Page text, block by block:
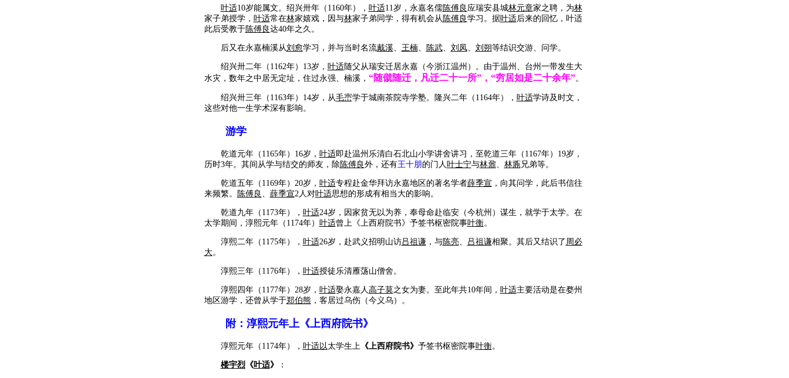
叶适10岁能属文。绍兴卅年（1160年）， 叶适11岁，永嘉名儒陈傅良 应瑞安县城林元章家之聘，为林
家子弟授学， 叶适常在林家嬉戏，因与林家子弟同学，得有机会从 陈傅良学习。据叶适后来的回忆，叶适
此后受教于陈傅良达40年之久。
后又在永嘉楠溪从刘愈学习，并与当时名流戴溪、 王楠、 陈武、 刘凤、 刘朔等结识交游、问学。
绍兴卅二年（1162年）13岁， 叶适随父从瑞安迁居永嘉（今浙江温州）。由于温州、台州一带发生大
水灾，数年之中居无定址，住过永强、楠溪， “随僦随迁，凡迁二十一所”， “穷居如是二十余年”。
绍兴卅三年（1163年）14岁，从毛崈学于城南茶院寺学塾。隆兴二年（1164年）， 叶适学诗及时文，
这些对他一生学术深有影响。
游学
乾道元年（1165年）16岁， 叶适即赴温州乐清白石北山小学讲舍讲习，至乾道三年（1167年）19岁，
历时3年。其间从学与结交的师友，除 陈傅良外，还有王十朋 的门人叶士宁与林鼐、 林鼒 兄弟等。
乾道五年（1169年）20岁， 叶适专程赴金华拜访永嘉地区的著名学者薛季宣 ，向其问学，此后书信往
来频繁。
陈傅良 、 薛季宣2人对叶适思想的形成有相当大的影响。
乾道九年（1173年）， 叶适24岁，因家贫无以为养，奉母命赴临安（今杭州）谋生，就学于太学。在
太学期间，淳熙元年（1174年） 叶适曾上《上西府院书》予签书枢密院事叶衡。
淳熙二年（1175年）， 叶适26岁，赴武义招明山访吕祖谦，与陈亮、 吕祖谦相聚。其后又结识了 周必
大。
淳熙三年（1176年）， 叶适授徒乐清雁荡山僧舍。
淳熙四年（1177年）28岁， 叶适娶永嘉人高子莫之女为妻。至此年共10年间， 叶适主要活动是在婺州
地区游学，还曾从学于郑伯熊 ，客居过乌伤（今义乌）。
附：淳熙元年上《上西府院书》
淳熙元年（1174年）， 叶适以太学生上《上西府院书》 予签书枢密院事叶衡。
楼宇烈《叶适》 ：